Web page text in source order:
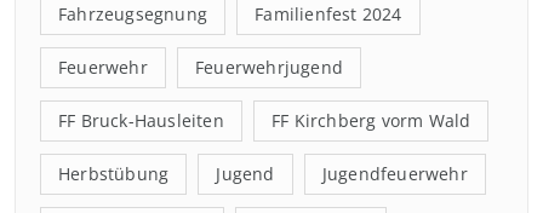
Fahrzeugsegnung Familienfest 2024
Feuerwehr Feuerwehrjugend
FF Bruck-Hausleiten FF Kirchberg vorm Wald
Herbstübung Jugend Jugendfeuerwehr